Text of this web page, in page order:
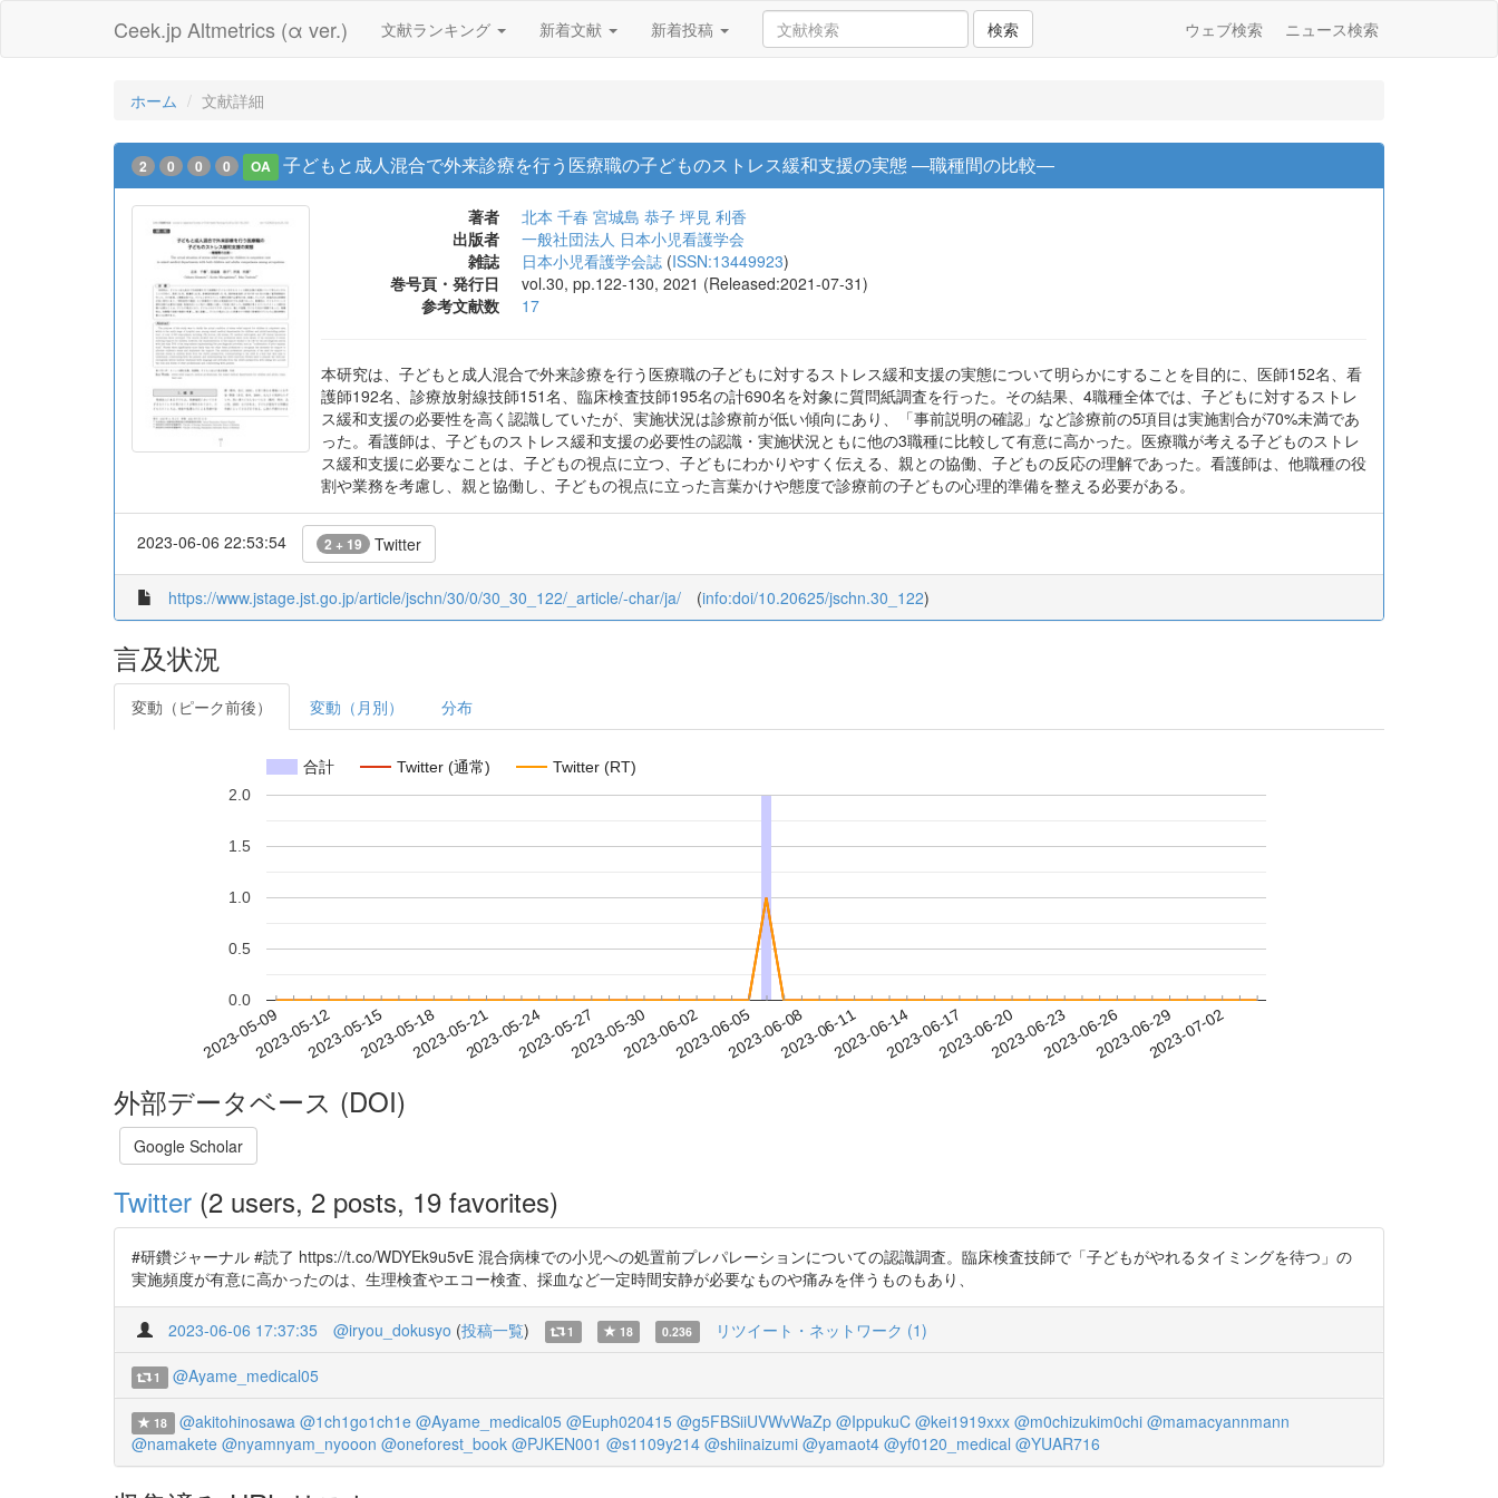
Ceek.jp Altmetrics (α ver.) 文献ランキング 新着文献 新着投稿 検索 ウェブ検索 ニュース検索
ホーム 文献詳細
2 0 0 0 OA 子どもと成人混合で外来診療を行う医療職の子どものストレス緩和支援の実態 ―職種間の比較―
著者 北本 千春 宮城島 恭子 坪見 利香
出版者
一般社団法人 日本小児看護学会
雑誌
日本小児看護学会誌 (ISSN:13449923)
巻号頁・発行日
vol.30, pp.122-130, 2021 (Released:2021-07-31)
参考文献数
17
本研究は、子どもと成人混合で外来診療を行う医療職の子どもに対するストレス緩和支援の実態について明らかにすることを目的に、医師152名、看
護師192名、診療放射線技師151名、臨床検査技師195名の計690名を対象に質問紙調査を行った。その結果、4職種全体では、子どもに対するストレ
ス緩和支援の必要性を高く認識していたが、実施状況は診療前が低い傾向にあり、「事前説明の確認」など診療前の5項目は実施割合が70%未満であ
った。看護師は、子どものストレス緩和支援の必要性の認識・実施状況ともに他の3職種に比較して有意に高かった。医療職が考える子どものストレ
ス緩和支援に必要なことは、子どもの視点に立つ、子どもにわかりやすく伝える、親との協働、子どもの反応の理解であった。看護師は、他職種の役
割や業務を考慮し、親と協働し、子どもの視点に立った言葉かけや態度で診療前の子どもの心理的準備を整える必要がある。
2023-06-06 22:53:54 2 + 19 Twitter
https://www.jstage.jst.go.jp/article/jschn/30/0/30_30_122/_article/-char/ja/ (info:doi/10.20625/jschn.30_122)
言及状況
変動（ピーク前後） 変動（月別） 分布
合計 Twitter (通常) Twitter (RT)
2023-05-092023-05-122023-05-152023-05-182023-05-212023-05-242023-05-272023-05-302023-06-022023-06-052023-06-082023-06-112023-06-142023-06-172023-06-202023-06-232023-06-262023-06-292023-07-02
0.0
0.5
1.0
1.5
2.0
外部データベース (DOI)
Google Scholar
Twitter (2 users, 2 posts, 19 favorites)
#研鑽ジャーナル #読了 https://t.co/WDYEk9u5vE 混合病棟での小児への処置前プレパレーションについての認識調査。臨床検査技師で「子どもがやれるタイミングを待つ」の
実施頻度が有意に高かったのは、生理検査やエコー検査、採血など一定時間安静が必要なものや痛みを伴うものもあり、
2023-06-06 17:37:35 @iryou_dokusyo (投稿一覧) 1 18 0.236 リツイート・ネットワーク (1)
1 @Ayame_medical05
18 @akitohinosawa @1ch1go1ch1e @Ayame_medical05 @Euph020415 @g5FBSiiUVWvWaZp @IppukuC @kei1919xxx @m0chizukim0chi @mamacyannmann
@namakete @nyamnyam_nyooon @oneforest_book @PJKEN001 @s1109y214 @shiinaizumi @yamaot4 @yf0120_medical @YUAR716